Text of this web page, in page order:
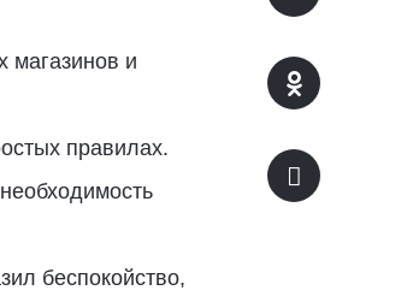
магазинов и
правилах.
беспокойство,